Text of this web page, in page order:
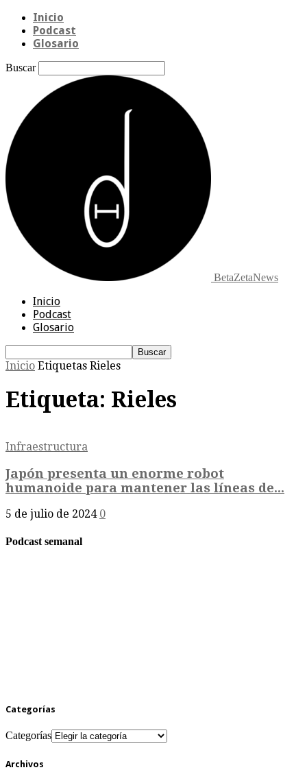
Inicio
Podcast
Glosario
Buscar
BetaZetaNews
Inicio
Podcast
Glosario
Inicio Etiquetas Rieles
Etiqueta: Rieles
Infraestructura
Japón presenta un enorme robot
humanoide para mantener las líneas de...
5 de julio de 2024 0
Podcast semanal
Categorías
Categorías
Archivos